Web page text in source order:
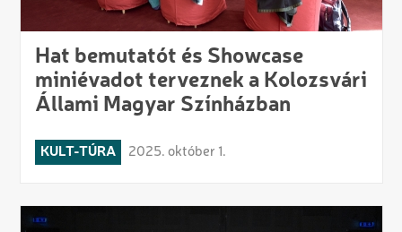
Hat bemutatót és Showcase
miniévadot terveznek a Kolozsvári
Állami Magyar Színházban
KULT-TÚRA 2025. október 1.